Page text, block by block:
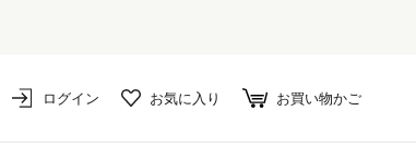
ログイン お気に入り お買い物かご